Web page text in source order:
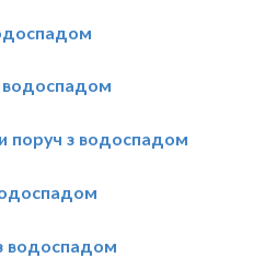
водоспадом
поруч з водоспадом
водоспадом